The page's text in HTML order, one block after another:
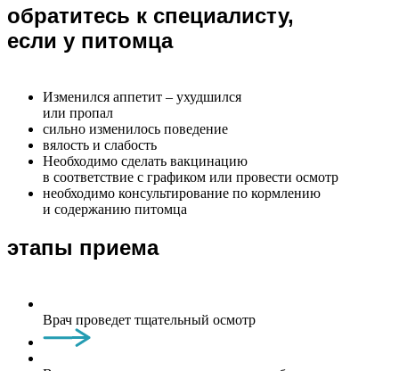
обратитесь к специалисту,
если у питомца
Изменился аппетит – ухудшился
или пропал
сильно изменилось поведение
вялость и слабость
Необходимо сделать вакцинацию
в соответствие с графиком или провести осмотр
необходимо консультирование по кормлению
и содержанию питомца
этапы приема
Врач проведет тщательный осмотр